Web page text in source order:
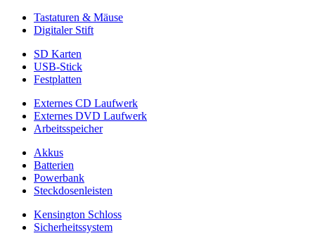
Tastaturen & Mäuse
Digitaler Stift
SD Karten
USB-Stick
Festplatten
Externes CD Laufwerk
Externes DVD Laufwerk
Arbeitsspeicher
Akkus
Batterien
Powerbank
Steckdosenleisten
Kensington Schloss
Sicherheitssystem